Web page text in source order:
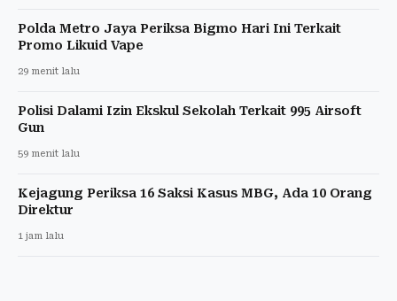
Polda Metro Jaya Periksa Bigmo Hari Ini Terkait
Promo Likuid Vape
29 menit lalu
Polisi Dalami Izin Ekskul Sekolah Terkait 995 Airsoft
Gun
59 menit lalu
Kejagung Periksa 16 Saksi Kasus MBG, Ada 10 Orang
Direktur
1 jam lalu